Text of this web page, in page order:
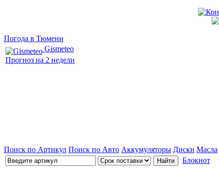
Погода в Тюмени
Gismeteo
Прогноз на 2 недели
Поиск по Артикул Поиск по Авто Аккумуляторы Диски Масла
Блокнот